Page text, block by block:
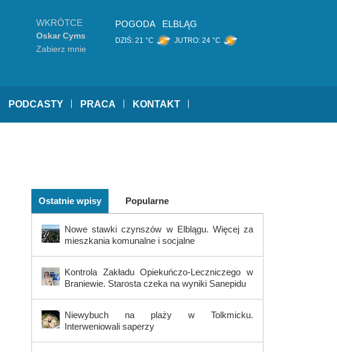
WKRÓTCE
Oskar Cyms
Zabierz mnie
POGODA ELBLĄG
DZIŚ: 21 °C JUTRO: 24 °C
PODCASTY PRACA KONTAKT
Ostatnie wpisy Popularne
Nowe stawki czynszów w Elblągu. Więcej za
mieszkania komunalne i socjalne
Kontrola Zakładu Opiekuńczo-Leczniczego w
Braniewie. Starosta czeka na wyniki Sanepidu
Niewybuch na plaży w Tolkmicku.
Interweniowali saperzy